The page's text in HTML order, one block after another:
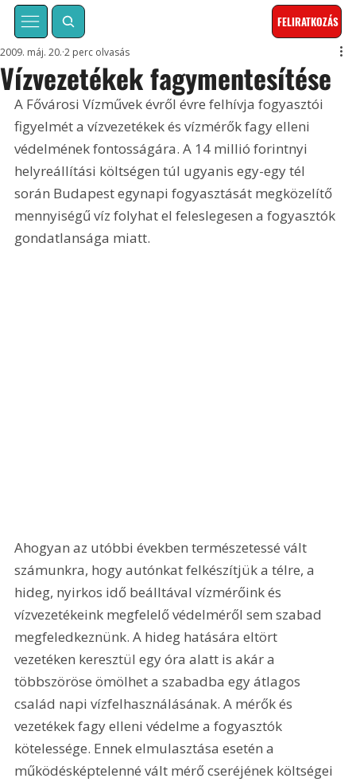
FELIRATKOZÁS
Vízvezetékek fagymentesítése
2009. máj. 20. 2 perc olvasás
A Fővárosi Vízművek évről évre felhívja fogyasztói
figyelmét a vízvezetékek és vízmérők fagy elleni
védelmének fontosságára. A 14 millió forintnyi
helyreállítási költségen túl ugyanis egy-egy tél
során Budapest egynapi fogyasztását megközelítő
mennyiségű víz folyhat el feleslegesen a fogyasztók
gondatlansága miatt.
Ahogyan az utóbbi években természetessé vált
számunkra, hogy autónkat felkészítjük a télre, a
hideg, nyirkos idő beálltával vízmérőink és
vízvezetékeink megfelelő védelméről sem szabad
megfeledkeznünk. A hideg hatására eltört
vezetéken keresztül egy óra alatt is akár a
többszöröse ömölhet a szabadba egy átlagos
család napi vízfelhasználásának. A mérők és
vezetékek fagy elleni védelme a fogyasztók
kötelessége. Ennek elmulasztása esetén a
működésképtelenné vált mérő cseréjének költségei